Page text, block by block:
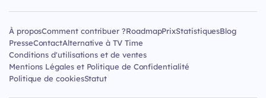
À proposComment contribuer ?RoadmapPrixStatistiquesBlog
PresseContactAlternative à TV Time
Conditions d'utilisations et de ventes
Mentions Légales et Politique de Confidentialité
Politique de cookiesStatut